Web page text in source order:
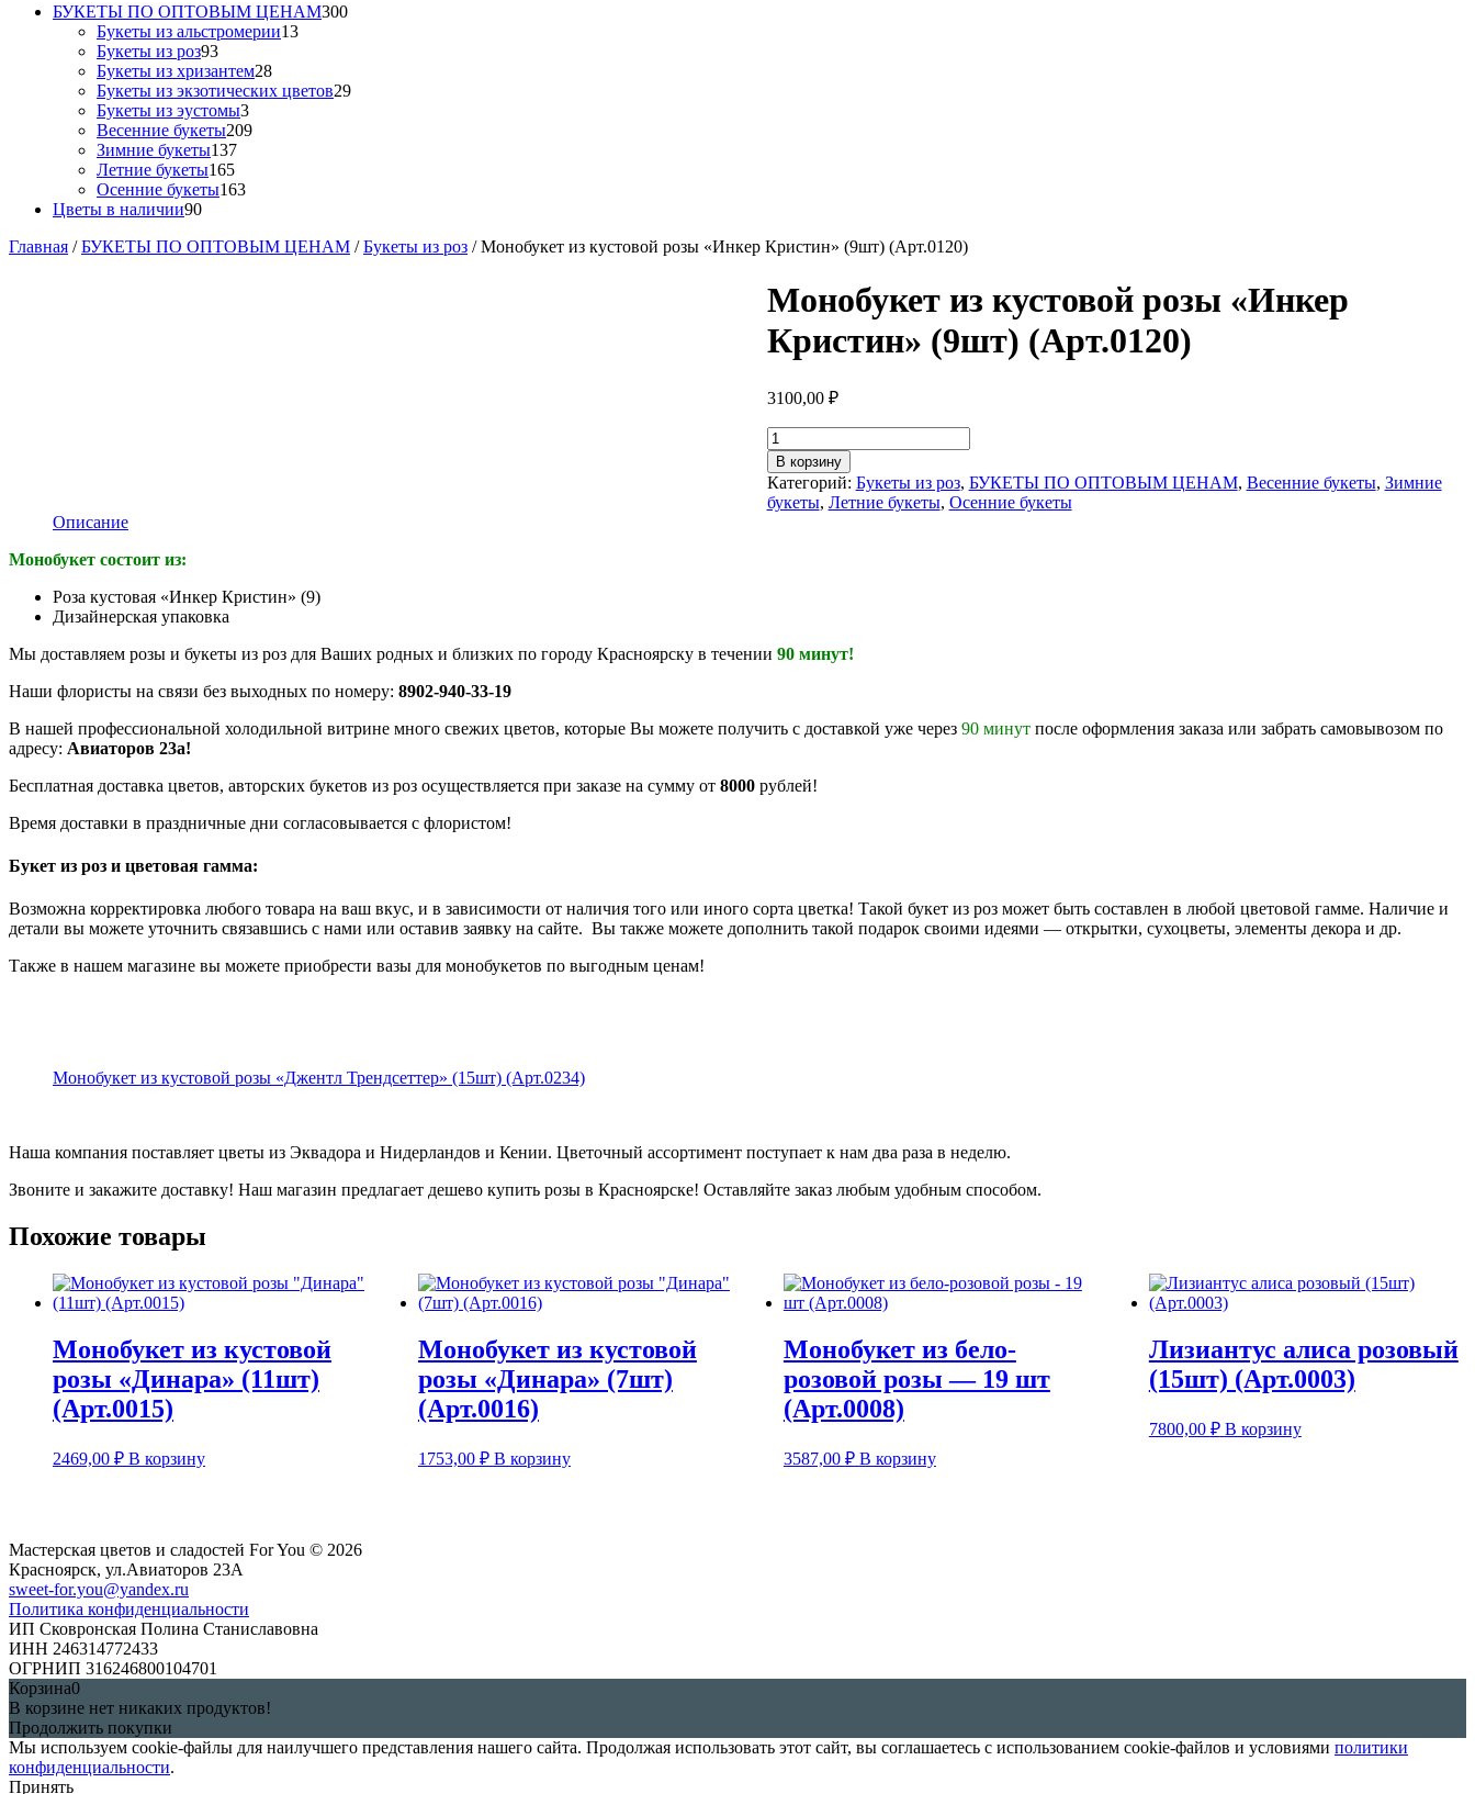
БУКЕТЫ ПО ОПТОВЫМ ЦЕНАМ300300
Букеты из альстромерии1313
Букеты из роз9393
товара
Букеты из хризантем2828
товаров
Букеты из экзотических цветов2929
Букеты из эустомы33
товара
Весенние букеты209209
Зимние букеты137137
Летние букеты165165
товаров
Осенние букеты163163
Цветы в наличии9090
Главная /БУКЕТЫ ПО ОПТОВЫМ ЦЕНАМ /Букеты из роз / Монобукет из кустовой розы «Инкер Кристин» (9шт) (Арт.0120)
Монобукет из кустовой розы «Инкер
Кристин» (9шт) (Арт.0120)
3100,00 ₽
Количество
товара
Монобукет
из
кустовой
В корзину
Категорий: Букеты из роз, БУКЕТЫ ПО ОПТОВЫМ ЦЕНАМ, Весенние букеты, Зимние
букеты, Летние букеты, Осенние букеты
Описание
Монобукет состоит из:
Роза кустовая «Инкер Кристин» (9)
Дизайнерская упаковка
Мы доставляем розы и букеты из роз для Ваших родных и близких по городу Красноярску в течении 90 минут!
Наши флористы на связи без выходных по номеру: 8902-940-33-19
В нашей профессиональной холодильной витрине много свежих цветов, которые Вы можете получить с доставкой уже через 90 минут после оформления заказа или забрать самовывозом по
адресу: Авиаторов 23а!
Бесплатная доставка цветов, авторских букетов из роз осуществляется при заказе на сумму от 8000 рублей!
Время доставки в праздничные дни согласовывается с флористом!
Букет из роз и цветовая гамма:
Возможна корректировка любого товара на ваш вкус, и в зависимости от наличия того или иного сорта цветка! Такой букет из роз может быть составлен в любой цветовой гамме. Наличие и
детали вы можете уточнить связавшись с нами или оставив заявку на сайте. Вы также можете дополнить такой подарок своими идеями — открытки, сухоцветы, элементы декора и др.
Также в нашем магазине вы можете приобрести вазы для монобукетов по выгодным ценам!
Монобукет из кустовой розы «Джентл Трендсеттер» (15шт) (Арт.0234)
Наша компания поставляет цветы из Эквадора и Нидерландов и Кении. Цветочный ассортимент поступает к нам два раза в неделю.
Звоните и закажите доставку! Наш магазин предлагает дешево купить розы в Красноярске! Оставляйте заказ любым удобным способом.
Похожие товары
Монобукет из кустовой
розы «Динара» (11шт)
(Арт.0015)
2469,00 ₽ В корзину
Монобукет из кустовой
розы «Динара» (7шт)
(Арт.0016)
1753,00 ₽ В корзину
Монобукет из бело-
розовой розы — 19 шт
(Арт.0008)
3587,00 ₽ В корзину
Лизиантус алиса розовый
(15шт) (Арт.0003)
7800,00 ₽ В корзину
Мастерская цветов и сладостей For You © 2026
Красноярск, ул.Авиаторов 23А
sweet-for.you@yandex.ru
Политика конфиденциальности
ИП Сковронская Полина Станиславовна
ИНН 246314772433
ОГРНИП 316246800104701
Корзина0
В корзине нет никаких продуктов!
Продолжить покупки
Мы используем cookie-файлы для наилучшего представления нашего сайта. Продолжая использовать этот сайт, вы соглашаетесь с использованием cookie-файлов и условиями политики
конфиденциальности.
Принять